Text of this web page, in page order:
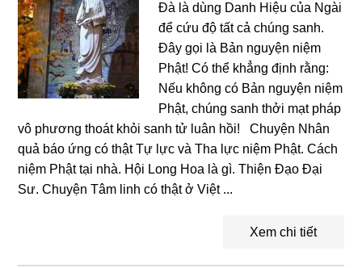
Đà là dùng Danh Hiệu của Ngài
để cứu độ tất cả chúng sanh.
Đây gọi là Bản nguyện niệm
Phật! Có thể khẳng định rằng:
Nếu không có Bản nguyện niệm
Phật, chúng sanh thởi mạt pháp
vô phương thoát khỏi sanh tử luân hồi! Chuyện Nhân
quả báo ứng có thật Tự lực và Tha lực niệm Phật. Cách
niệm Phật tại nhà. Hội Long Hoa là gì. Thiện Đạo Đại
Sư. Chuyện Tâm linh có thật ở Việt ...
Xem chi tiết